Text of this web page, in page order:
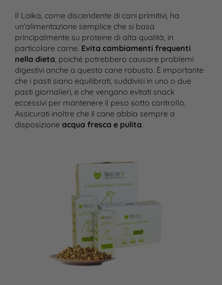
Il Laika, come discendente di cani primitivi, ha
un’alimentazione semplice che si basa
principalmente su proteine di alta qualità, in
particolare carne. Evita cambiamenti frequenti
nella dieta, poiché potrebbero causare problemi
digestivi anche a questo cane robusto. È importante
che i pasti siano equilibrati, suddivisi in uno o due
pasti giornalieri, e che vengano evitati snack
eccessivi per mantenere il peso sotto controllo.
Assicurati inoltre che il cane abbia sempre a
disposizione acqua fresca e pulita.